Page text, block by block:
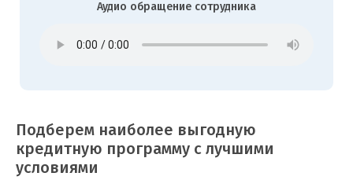
Аудио обращение сотрудника
Подберем наиболее выгодную
кредитную программу с лучшими
условиями